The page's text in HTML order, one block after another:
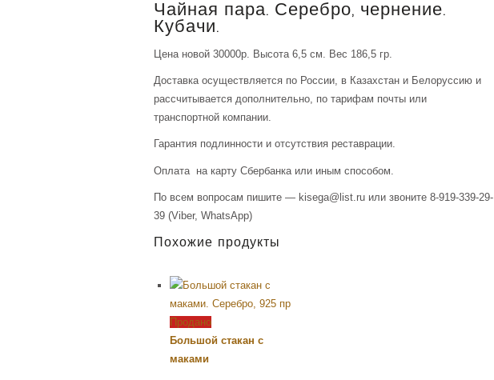
Чайная пара. Серебро, чернение.
Кубачи.
Цена новой 30000р. Высота 6,5 см. Вес 186,5 гр.
Доставка осуществляется по России, в Казахстан и Белоруссию и
рассчитывается дополнительно, по тарифам почты или
транспортной компании.
Гарантия подлинности и отсутствия реставрации.
Оплата на карту Сбербанка или иным способом.
По всем вопросам пишите — kisega@list.ru или звоните 8-919-339-29-
39 (Viber, WhatsApp)
Похожие продукты
Продано
Большой стакан с
маками